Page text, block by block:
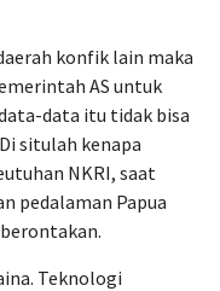
konfik lain maka
AS untuk
data itu tidak bisa
situlah kenapa
NKRI, saat
pedalaman Papua
Teknologi